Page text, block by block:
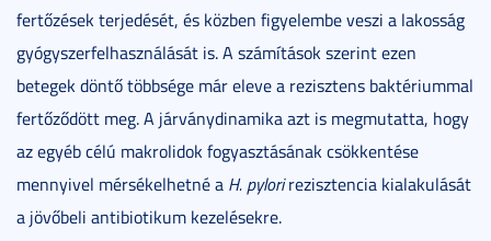
fertőzések terjedését, és közben figyelembe veszi a lakosság
gyógyszerfelhasználását is. A számítások szerint ezen
betegek döntő többsége már eleve a rezisztens baktériummal
fertőződött meg. A járványdinamika azt is megmutatta, hogy
az egyéb célú makrolidok fogyasztásának csökkentése
mennyivel mérsékelhetné a H. pylorirezisztencia kialakulását
a jövőbeli antibiotikum kezelésekre.